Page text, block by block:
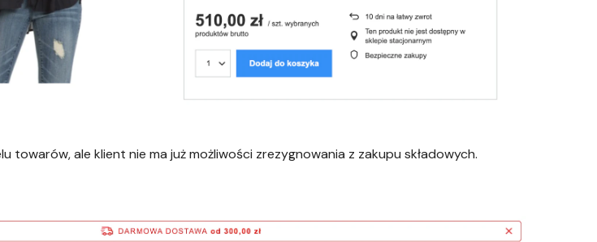
towarów, ale klient nie ma już możliwości zrezygnowania z zakupu składowych.